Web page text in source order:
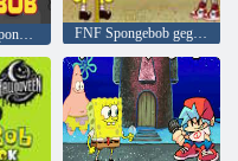
Zombie gegen SpongeBoob FNF Spongebob gegen Thaddäus